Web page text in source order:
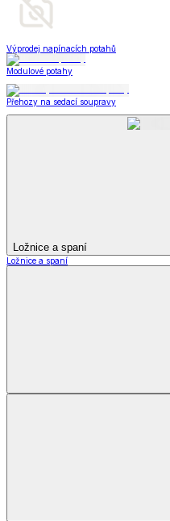
Výprodej napínacích potahů
Modulové potahy
Přehozy na sedací soupravy
Ložnice a spaní
Ložnice a spaní